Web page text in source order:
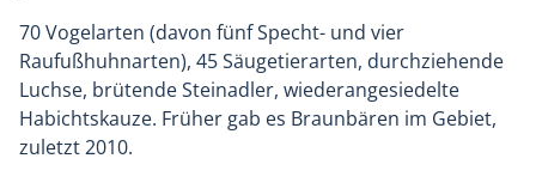
70 Vogelarten (davon fünf Specht- und vier
Raufußhuhnarten), 45 Säugetierarten, durchziehende
Luchse, brütende Steinadler, wiederangesiedelte
Habichtskauze. Früher gab es Braunbären im Gebiet,
zuletzt 2010.